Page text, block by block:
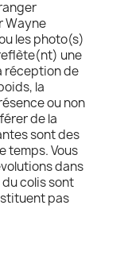
Wayne
les photo(s)
une
réception de
la
ou non
de la
sont des
temps. Vous
dans
colis sont
pas